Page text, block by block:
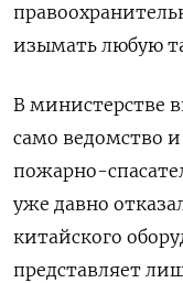
изымать любую
В министерстве
само ведомство
пожарно-
уже давно
китайского
представляет